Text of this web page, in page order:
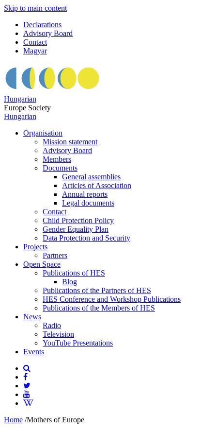
Skip to main content
Declarations
Advisory Board
Contact
Magyar
Hungarian
Europe Society
Hungarian
Organisation
Mission statement
Advisory Board
Members
Documents
General assemblies
Articles of Association
Annual reports
Legal documents
Contact
Child Protection Policy
Gender Equality Plan
Data Protection and Security
Projects
Partners
Open Space
Publications of HES
Blog
Publications of the Partners of HES
HES Conference and Workshop Publications
Publications of the Members of HES
News
Radio
Television
YouTube Presentations
Events
Home /Mothers of Europe